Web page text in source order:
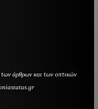
των άρθρων και των οπτικών